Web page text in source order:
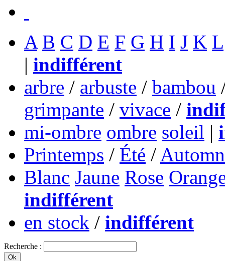
A B C D E F G H I J K L
| indifférent
arbre / arbuste / bambou
grimpante / vivace /
mi-ombre ombre soleil |
Printemps / Été /
Blanc Jaune Rose
indifférent
en stock / indifférent
Recherche :